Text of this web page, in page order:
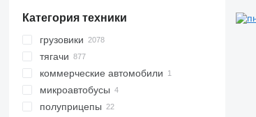
Категория техники
грузовики
тягачи
коммерческие автомобили
микроавтобусы
полуприцепы